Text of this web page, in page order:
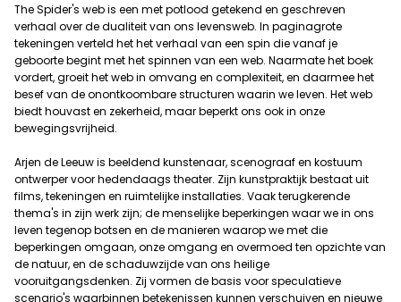
The Spider's web is een met potlood getekend en geschreven
verhaal over de dualiteit van ons levensweb. In paginagrote
tekeningen verteld het het verhaal van een spin die vanaf je
geboorte begint met het spinnen van een web. Naarmate het boek
vordert, groeit het web in omvang en complexiteit, en daarmee het
besef van de onontkoombare structuren waarin we leven. Het web
biedt houvast en zekerheid, maar beperkt ons ook in onze
bewegingsvrijheid.
Arjen de Leeuw is beeldend kunstenaar, scenograaf en kostuum
ontwerper voor hedendaags theater. Zijn kunstpraktijk bestaat uit
films, tekeningen en ruimtelijke installaties. Vaak terugkerende
thema's in zijn werk zijn; de menselijke beperkingen waar we in ons
leven tegenop botsen en de manieren waarop we met die
beperkingen omgaan, onze omgang en overmoed ten opzichte van
de natuur, en de schaduwzijde van ons heilige
vooruitgangsdenken. Zij vormen de basis voor speculatieve
scenario's waarbinnen betekenissen kunnen verschuiven en nieuwe